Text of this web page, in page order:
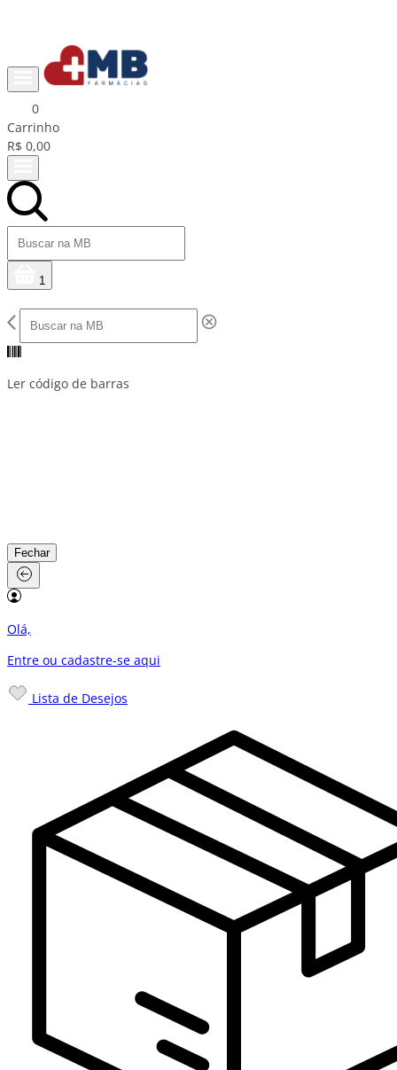
0
Carrinho
R$ 0,00
1
Ler código de barras
Fechar
Olá,
Entre ou cadastre-se aqui
Lista de Desejos